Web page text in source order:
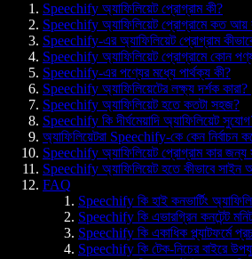
Speechify অ্যাফিলিয়েট প্রোগ্রাম কী?
Speechify অ্যাফিলিয়েট প্রোগ্রামে কত আয়
Speechify-এর অ্যাফিলিয়েট প্রোগ্রাম
Speechify অ্যাফিলিয়েট প্রোগ্রামে কোন
Speechify-এর পণ্যের মধ্যে পার্থক্য কী?
Speechify অ্যাফিলিয়েটের লক্ষ্য দর্শক কারা?
Speechify অ্যাফিলিয়েট হতে কতটা সহজ?
Speechify কি দীর্ঘমেয়াদি অ্যাফিলিয়েট
অ্যাফিলিয়েটরা Speechify-কে কেন নির্বাচন
Speechify অ্যাফিলিয়েট প্রোগ্রাম কার জন্য
Speechify অ্যাফিলিয়েট হতে কীভাবে সাইন
FAQ
Speechify কি হাই কনভার্টিং
Speechify কি এভারগ্রিন কনটেন্ট
Speechify কি একাধিক প্ল্যাটফর্মে
Speechify কি টেক-নিচের বাইরে